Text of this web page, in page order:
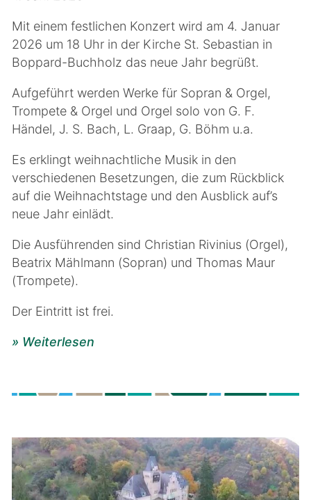
Mit einem festlichen Konzert wird am 4. Januar
2026 um 18 Uhr in der Kirche St. Sebastian in
Boppard-Buchholz das neue Jahr begrüßt.
Aufgeführt werden Werke für Sopran & Orgel,
Trompete & Orgel und Orgel solo von G. F.
Händel, J. S. Bach, L. Graap, G. Böhm u.a.
Es erklingt weihnachtliche Musik in den
verschiedenen Besetzungen, die zum Rückblick
auf die Weihnachtstage und den Ausblick auf’s
neue Jahr einlädt.
Die Ausführenden sind Christian Rivinius (Orgel),
Beatrix Mählmann (Sopran) und Thomas Maur
(Trompete).
Der Eintritt ist frei.
» Weiterlesen